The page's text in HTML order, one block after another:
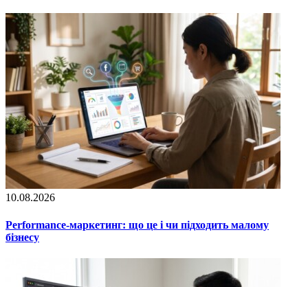
10.08.2026
Performance-маркетинг: що це і чи підходить малому
бізнесу